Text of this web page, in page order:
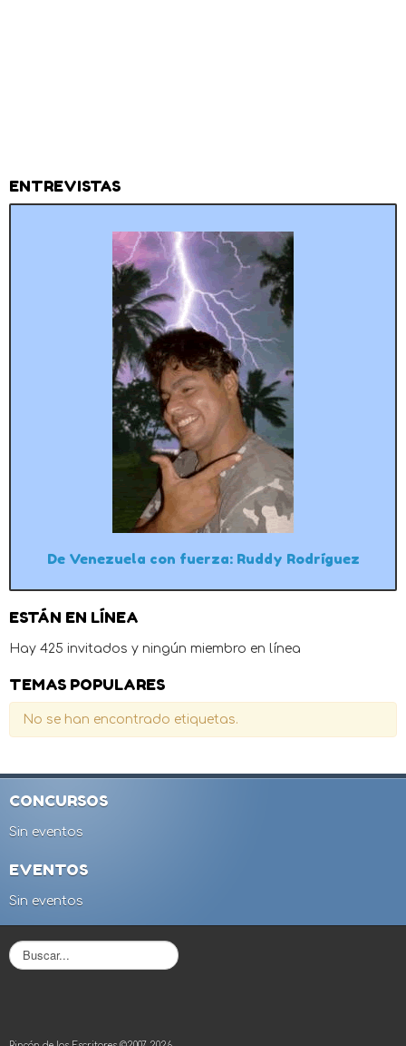
ENTREVISTAS
De Venezuela con fuerza: Ruddy Rodríguez
ESTÁN EN LÍNEA
Hay 425 invitados y ningún miembro en línea
TEMAS POPULARES
No se han encontrado etiquetas.
CONCURSOS
Sin eventos
EVENTOS
Sin eventos
B
u
r